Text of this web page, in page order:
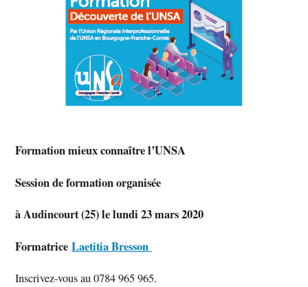
Formation mieux connaître l’UNSA
Session de formation organisée
à Audincourt (25) le lundi 23 mars 2020
Formatrice Laetitia Bresson
Inscrivez-vous au 0784 965 965.